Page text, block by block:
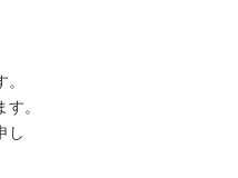
。
す。
し